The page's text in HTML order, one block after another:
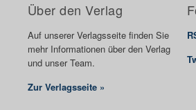
Über den Verlag
Auf unserer Verlagsseite finden Sie
mehr Informationen über den Verlag
und unser Team.
Zur Verlagsseite »